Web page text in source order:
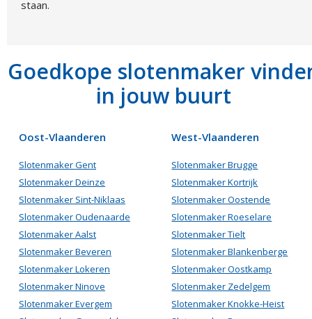
staan.
Goedkope slotenmaker
in jouw buurt
Oost-Vlaanderen
Slotenmaker Gent
Slotenmaker Deinze
Slotenmaker Sint-Niklaas
Slotenmaker Oudenaarde
Slotenmaker Aalst
Slotenmaker Beveren
Slotenmaker Lokeren
Slotenmaker Ninove
Slotenmaker Evergem
West-Vlaanderen
Slotenmaker Brugge
Slotenmaker Kortrijk
Slotenmaker Oostende
Slotenmaker Roeselare
Slotenmaker Tielt
Slotenmaker Blankenberge
Slotenmaker Oostkamp
Slotenmaker Zedelgem
Slotenmaker Knokke-Heist